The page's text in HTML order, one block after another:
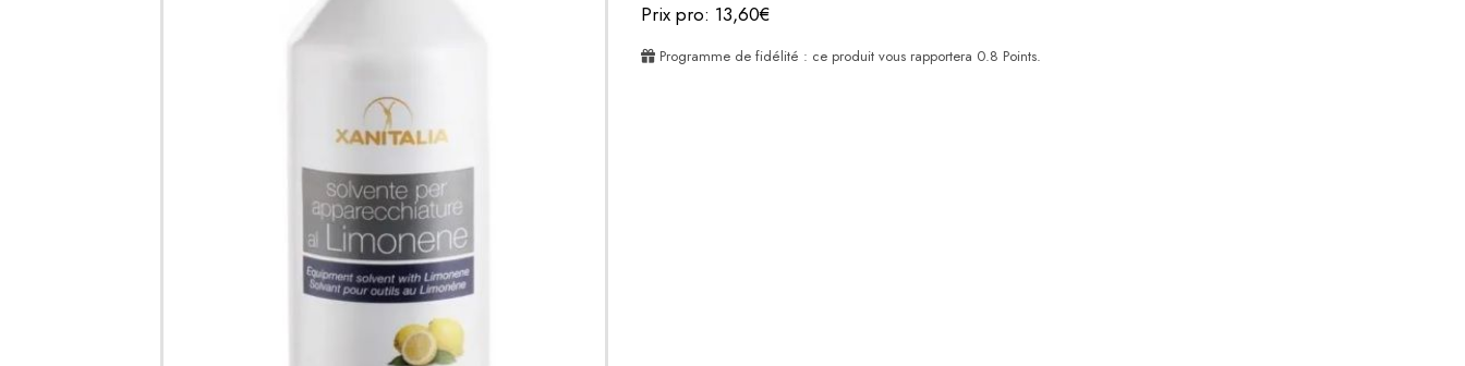
Prix pro: 13,60€
Programme de fidélité : ce produit vous rapportera 0.8 Points.